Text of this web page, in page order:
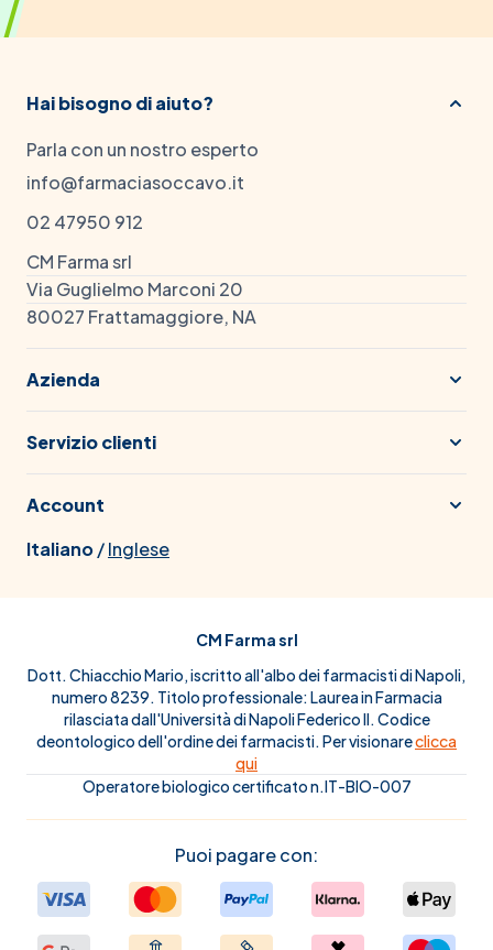
Hai bisogno di aiuto?
Parla con un nostro esperto
info@farmaciasoccavo.it
02 47950 912
CM Farma srl
Via Guglielmo Marconi 20
80027 Frattamaggiore, NA
Azienda
Servizio clienti
Account
Italiano/Inglese
CM Farma srl
Dott. Chiacchio Mario, iscritto all'albo dei farmacisti di Napoli,
numero 8239. Titolo professionale: Laurea in Farmacia
rilasciata dall'Università di Napoli Federico II. Codice
deontologico dell'ordine dei farmacisti. Per visionareclicca
qui
Operatore biologico certificato n.IT-BIO-007
Puoi pagare con: